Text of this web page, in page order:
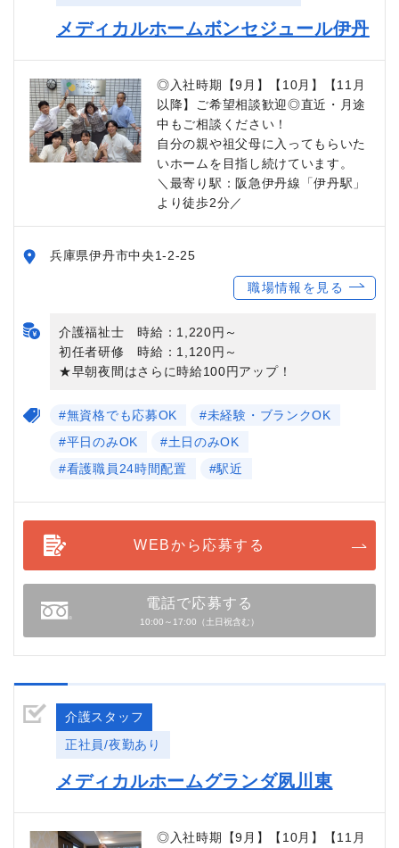
メディカルホームボンセジュール伊丹
◎入社時期【9月】【10月】【11月
以降】ご希望相談歓迎◎直近・月途
中もご相談ください！
自分の親や祖父母に入ってもらいた
いホームを目指し続けています。
＼最寄り駅：阪急伊丹線「伊丹駅」
より徒歩2分／
兵庫県伊丹市中央1-2-25
職場情報を見る
介護福祉士 時給：1,220円～
初任者研修 時給：1,120円～
★早朝夜間はさらに時給100円アップ！
#無資格でも応募OK
#未経験・ブランクOK
#平日のみOK
#土日のみOK
#看護職員24時間配置
#駅近
WEBから応募する
電話で応募する
10:00～17:00（土日祝含む）
介護スタッフ
正社員/夜勤あり
メディカルホームグランダ夙川東
◎入社時期【9月】【10月】【11月